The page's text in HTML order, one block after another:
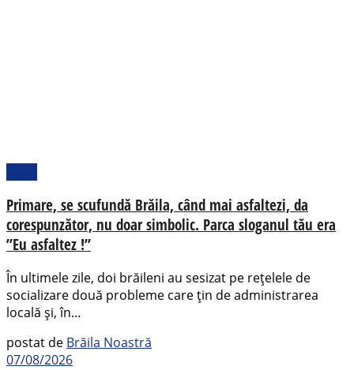
Primare, se scufundă Brăila, când mai asfaltezi, da
corespunzător, nu doar simbolic. Parca sloganul tău era
”Eu asfaltez !”
În ultimele zile, doi brăileni au sesizat pe rețelele de
socializare două probleme care țin de administrarea
locală și, în...
postat de Brăila Noastră
07/08/2026